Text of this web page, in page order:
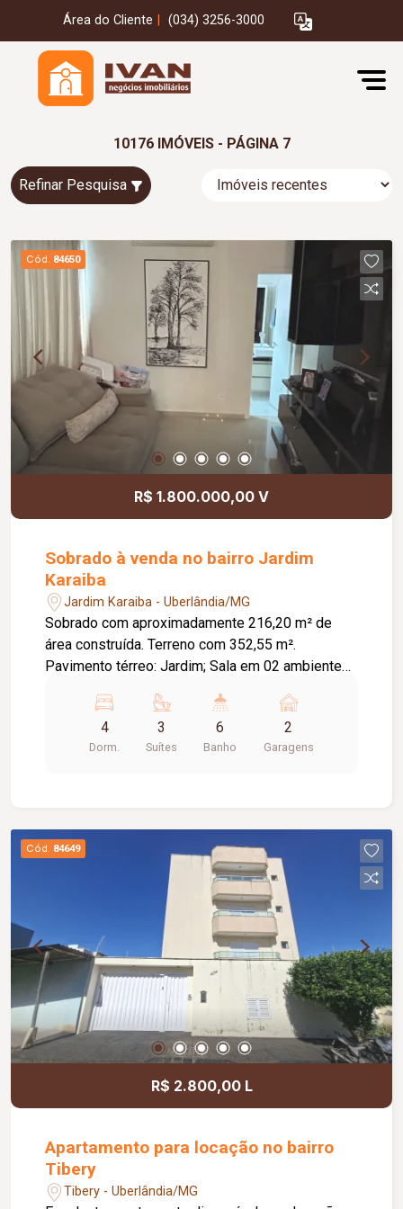
Área do Cliente (034) 3256-3000
10176 IMÓVEIS - PÁGINA 7
Refinar Pesquisa
Cód. 84650
R$ 1.800.000,00 V
Sobrado à venda no bairro Jardim
Karaiba
Jardim Karaiba - Uberlândia/MG
Sobrado com aproximadamente 216,20 m² de
área construída. Terreno com 352,55 m².
Pavimento térreo: Jardim; Sala em 02 ambientes;
Despensa; Varanda gourmet com churrasqueira e
banheiro; Piscina aquecida; Quintal; 02 vagas de
garagem cobertas e livres; Pavimento superior:
Toda murada; Portões eletrônicos; Interfone;
Câmeras de segurança; Sistema de alarme; Cerca
elétrica; Cerca concertina; Completa com
armários planejados e box em blindex; Piso em
porcelanato; Bancadas em granito; Teto com
acabamento em gesso; Piscina aquecida com
32,00 m²; Venda com toda a mobília e 06
aparelhos de ar-condicionado inclusos.
4
Dorm.
3
Suítes
6
Banho
2
Garagens
Cód. 84649
R$ 2.800,00 L
Apartamento para locação no bairro
Tibery
Tibery - Uberlândia/MG